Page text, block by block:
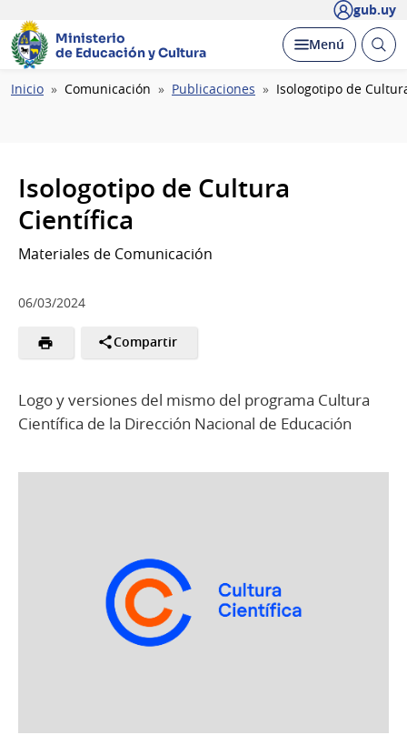
gub.uy
Ministerio
de Educación y Cultura
Desplegar
Menú Abrir
Ruta
Inicio Comunicación Publicaciones Isologotipo de
Isologotipo de Cultura
Científica
Materiales de Comunicación
06/03/2024
Compartir
Logo y versiones del mismo del programa Cultura
Científica de la Dirección Nacional de Educación